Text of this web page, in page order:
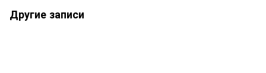
Другие записи